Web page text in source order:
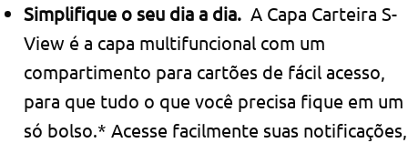
Simplifique o seu dia a dia. A Capa Carteira S-
View é a capa multifuncional com um
compartimento para cartões de fácil acesso,
para que tudo o que você precisa fique em um
só bolso.* Acesse facilmente suas notificações,